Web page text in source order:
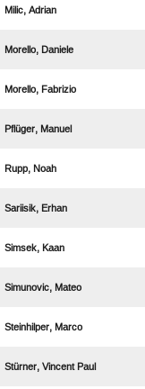
 
 
 
 
 
 
 
 
 
  